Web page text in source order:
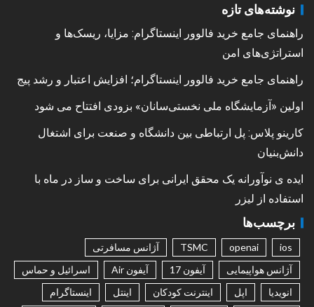
نوشته‌های تازه
راهنمای جامع خرید فالوور اینستاگرام: مزایا، ریسک‌ها و
استراتژی‌های امن
راهنمای جامع خرید فالوور اینستاگرام؛ افزایش اعتبار و رشد پیج
اولین «آزمایشگاه ملی نخستی‌سانان» بزودی افتتاح می شود
کارینو پلاس: پل ارتباطی بین دانشگاه و صنعت برای اشتغال
دانش‌بنیان
ایده ی نوآورانه یک محقق ایرانی برای ساخت و ساز در ماه با
استفاده از لیزر
برچسب‌ها
ios
openai
TSMC
آژانس مسافرتی
آژانس هواپیمایی
آیفون 17 آیفون Air
اسرائیل و حماس
انویدیا
اپل اینترنت کودکان اینتل
اینستاگرام